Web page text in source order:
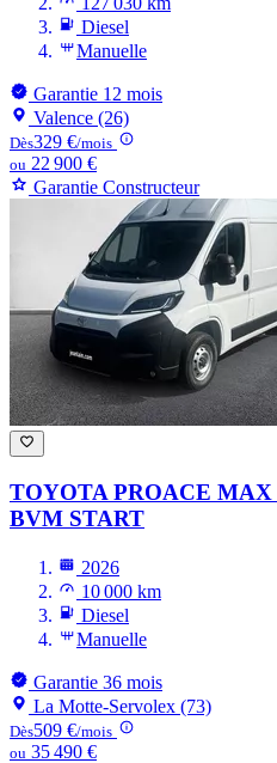
Diesel
Manuelle
Garantie 12 mois
Valence (26)
Dès329 €/mois
ou 22 900 €
Garantie Constructeur
TOYOTA PROACE MAX
BVM START
2026
10 000 km
Diesel
Manuelle
Garantie 36 mois
La Motte-Servolex (73)
Dès509 €/mois
ou 35 490 €